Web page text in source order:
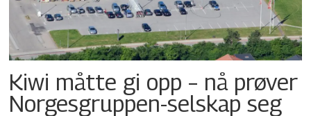
Kiwi måtte gi opp – nå prøver
Norgesgruppen-selskap seg